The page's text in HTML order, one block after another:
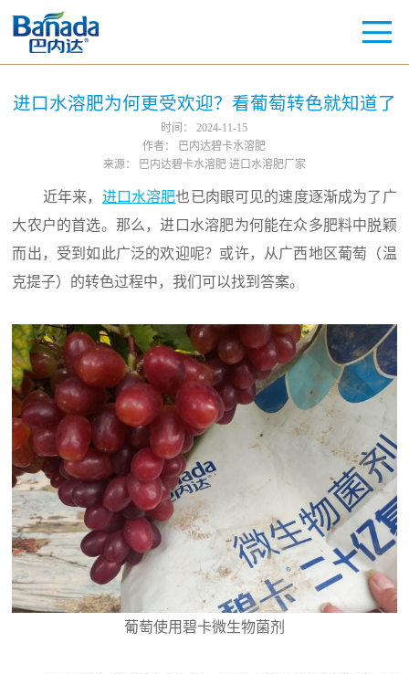
进口水溶肥为何更受欢迎？看葡萄转色就知道了
时间：
2024-11-15
作者：
巴内达碧卡水溶肥
来源：
巴内达碧卡水溶肥 进口水溶肥厂家
近年来， 进口水溶肥也已肉眼可见的速度逐渐成为了广
大农户的首选。那么，进口水溶肥为何能在众多肥料中脱颖
而出，受到如此广泛的欢迎呢？或许，从广西地区葡萄（温
克提子）的转色过程中，我们可以找到答案。
葡萄使用碧卡微生物菌剂